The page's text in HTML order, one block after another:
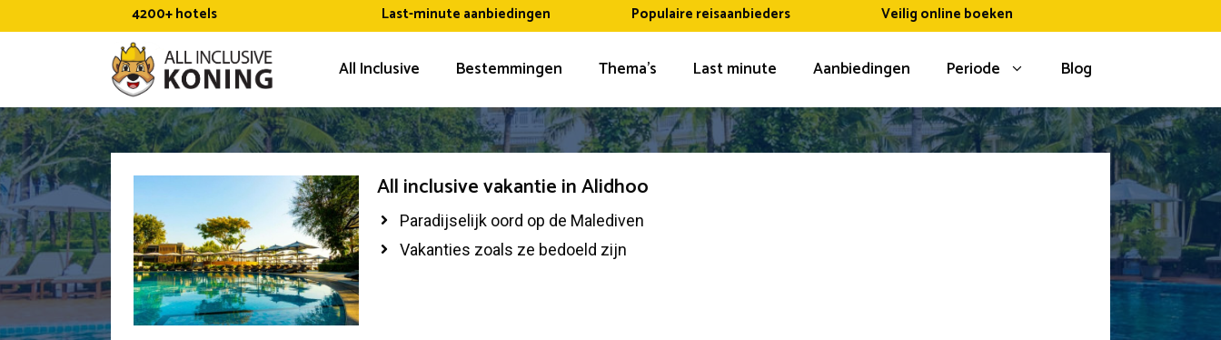
naar
4200+ hotels Last-minute aanbiedingen Populaire reisaanbieders Veilig online boeken
All Inclusive Bestemmingen Thema’s Last minute Aanbiedingen Periode Blog
All inclusive vakantie in Alidhoo
Paradijselijk oord op de Malediven
Vakanties zoals ze bedoeld zijn